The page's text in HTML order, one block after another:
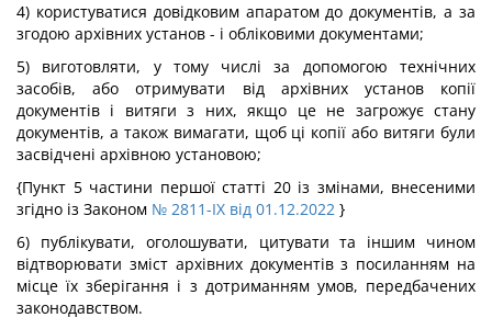
4) користуватися довідковим апаратом до документів, а за
згодою архівних установ - і обліковими документами;
5) виготовляти, у тому числі за допомогою технічних
засобів, або отримувати від архівних установ копії
документів і витяги з них, якщо це не загрожує стану
документів, а також вимагати, щоб ці копії або витяги були
засвідчені архівною установою;
{Пункт 5 частини першої статті 20 із змінами, внесеними
згідно із Законом № 2811-IX від 01.12.2022 }
6) публікувати, оголошувати, цитувати та іншим чином
відтворювати зміст архівних документів з посиланням на
місце їх зберігання і з дотриманням умов, передбачених
законодавством.